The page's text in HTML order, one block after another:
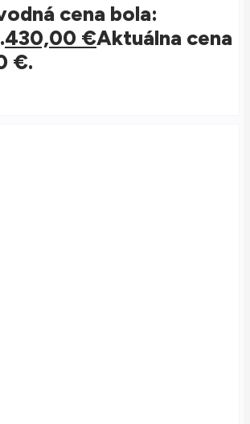
cena bola:
430,00 €Aktuálna cena
€.